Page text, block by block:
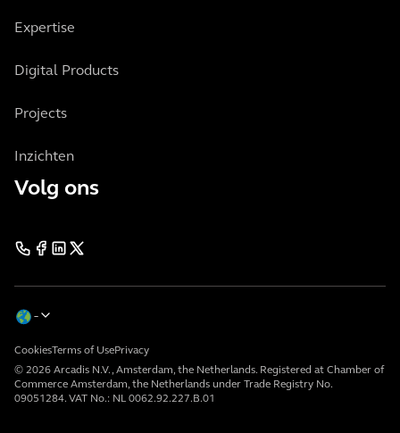
Expertise
Digital Products
Projects
Inzichten
Volg ons
© 2026 Arcadis N.V., Amsterdam, the Netherlands. Registered at Chamber of
Commerce Amsterdam, the Netherlands under Trade Registry No.
09051284. VAT No.: NL 0062.92.227.B.01
CookiesTerms of UsePrivacy